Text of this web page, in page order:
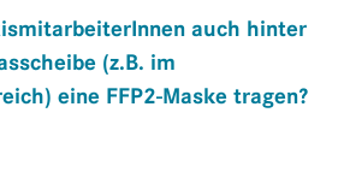
auch hinter
(z.B. im
eine FFP2-Maske tragen?